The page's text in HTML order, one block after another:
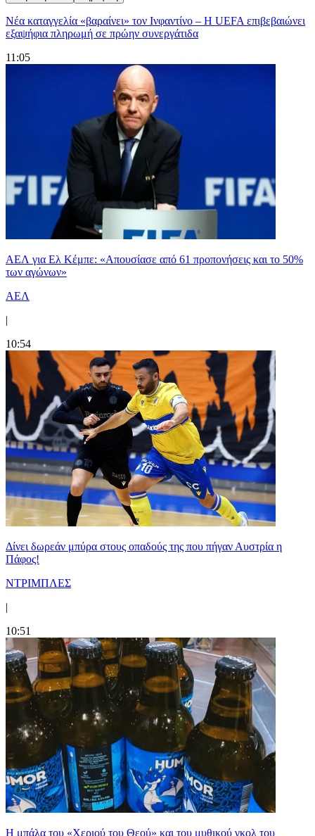
Νέα καταγγελία «βαραίνει» τον Ινφαντίνο – Η UEFA επιβεβαιώνει
εξαψήφια πληρωμή σε πρώην συνεργάτιδα
11:05
ΑΕΛ για Ελ Κέμπε: «Απουσίασε από 61 προπονήσεις και το 50%
των αγώνων»
ΑΕΛ
|
10:54
Δίνει δωρεάν μπύρα στους οπαδούς της που πήγαν Αυστρία η
Πάφος!
ΝΤΡΙΜΠΛΕΣ
|
10:51
Η μπάλα του «Χεριού του Θεού» και του μυθικού γκολ του